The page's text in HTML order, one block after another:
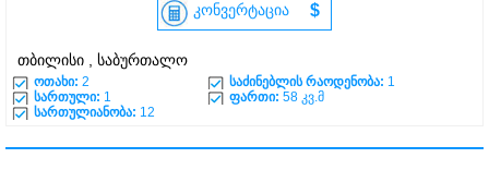
კონვერტაცია $
თბილისი , საბურთალო
ოთახი: 2 საძინებლის რაოდენობა: 1
სართული: 1 ფართი: 58 კვ.მ
სართულიანობა: 12